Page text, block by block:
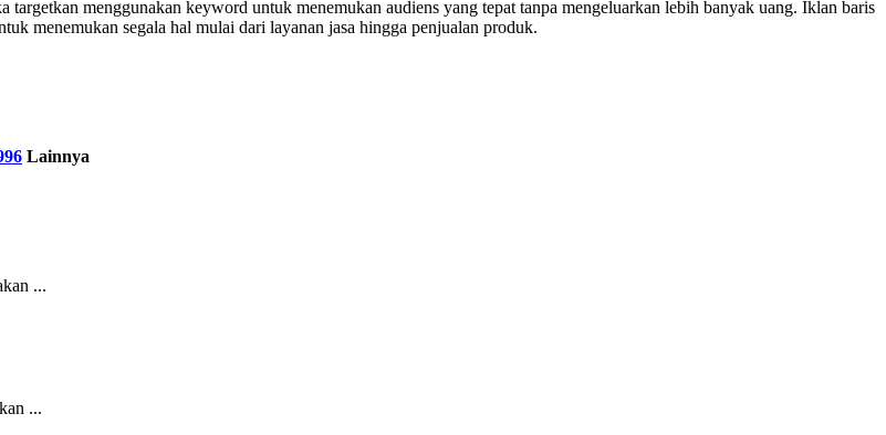
menggunakan keyword untuk menemukan audiens yang tepat tanpa mengeluarkan lebih banyak uang. Iklan baris
menemukan segala hal mulai dari layanan jasa hingga penjualan produk.
Lainnya
...
...